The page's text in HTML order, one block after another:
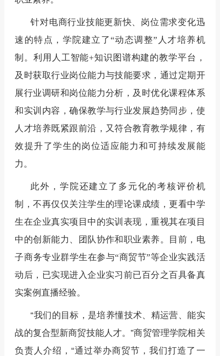
针对电商行业技能更新快、岗位需求变化迅
速的特点，学院建立了 “动态调整”人才培养机
制。利用人工智能+知识图谱构建的教学平台，
及时获取行业岗位能力与技能要求，通过定期开
展行业调研和岗位能力分析，及时优化课程体系
和实训内容，确保教学与行业发展趋势同步，使
人才培养既紧跟前沿，又符合教育教学规律，有
效提升了学生的岗位适应能力和可持续发展能
力。
此外，学院还建立了多元化的考核评价机
制，不再仅仅关注学生的理论课成绩，更看中学
生在企业真实项目中的实训表现，重视其在项目
中的创新能力、团队协作和职业素养。目前，电
子商务专业群学生在参与“商贸节”等企业实践活
动后，已实现进入企业实习前已百分之百具备真
实案例直播经验。
“我们的目标，是培养懂技术、精运营、能实
战的复合型新商贸技能人才。”商贸管理学院相关
负责人介绍，“通过举办商贸节，我们打造了一